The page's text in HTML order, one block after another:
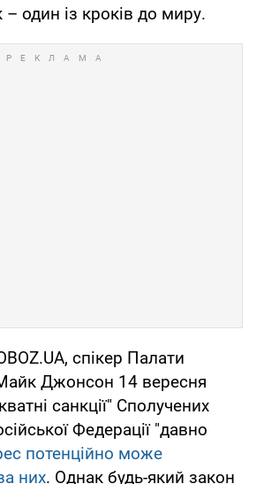
– один із кроків до миру.
спікер Палати
Джонсон 14 вересня
санкції" Сполучених
Федерації "давно
потенційно може
них. Однак будь-який закон